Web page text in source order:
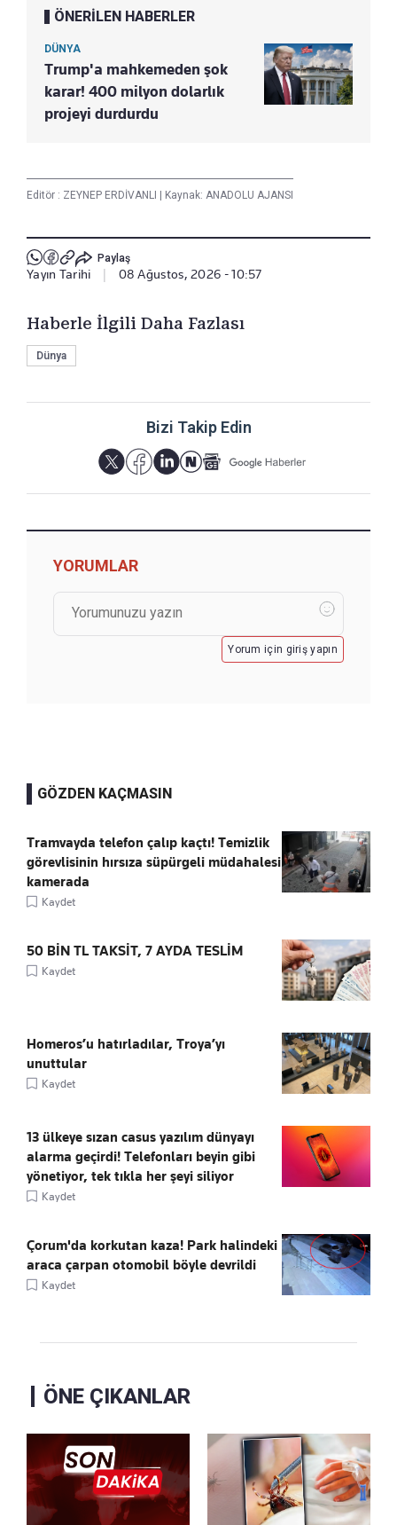
ÖNERİLEN HABERLER
DÜNYA
Trump'a mahkemeden şok
karar! 400 milyon dolarlık
projeyi durdurdu
Editör : ZEYNEP ERDİVANLI | Kaynak: ANADOLU AJANSI
Paylaş
Yayın Tarihi 08 Ağustos, 2026 - 10:57
Haberle İlgili Daha Fazlası
Dünya
Bizi Takip Edin
YORUMLAR
Yorum için giriş yapın
GÖZDEN KAÇMASIN
Tramvayda telefon çalıp kaçtı! Temizlik
görevlisinin hırsıza süpürgeli müdahalesi
kamerada
Kaydet
50 BİN TL TAKSİT, 7 AYDA TESLİM
Kaydet
Homeros’u hatırladılar, Troya’yı
unuttular
Kaydet
13 ülkeye sızan casus yazılım dünyayı
alarma geçirdi! Telefonları beyin gibi
yönetiyor, tek tıkla her şeyi siliyor
Kaydet
Çorum'da korkutan kaza! Park halindeki
araca çarpan otomobil böyle devrildi
Kaydet
ÖNE ÇIKANLAR